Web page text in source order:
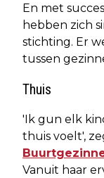
En met
hebben zich
stichting. Er
tussen
Thuis
'Ik gun elk
thuis voelt',
Vanuit haar